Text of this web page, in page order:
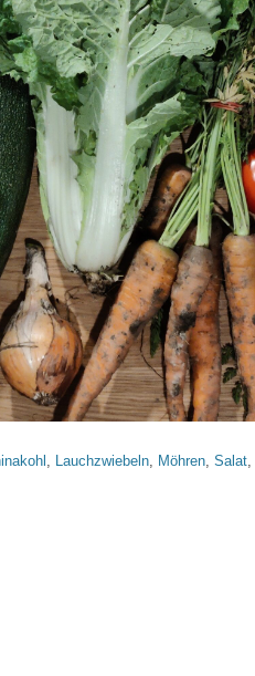
Lauchzwiebeln Möhren Salat